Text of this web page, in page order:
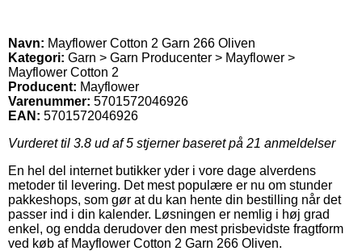
Navn: Mayflower Cotton 2 Garn 266 Oliven
Kategori: Garn > Garn Producenter > Mayflower >
Mayflower Cotton 2
Producent: Mayflower
Varenummer: 5701572046926
EAN: 5701572046926
Vurderet til 3.8 ud af 5 stjerner baseret på 21 anmeldelser
En hel del internet butikker yder i vore dage alverdens
metoder til levering. Det mest populære er nu om stunder
pakkeshops, som gør at du kan hente din bestilling når det
passer ind i din kalender. Løsningen er nemlig i høj grad
enkel, og endda derudover den mest prisbevidste fragtform
ved køb af Mayflower Cotton 2 Garn 266 Oliven.